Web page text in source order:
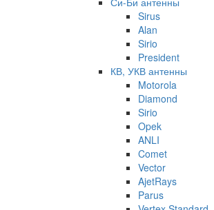
Sirus
Alan
Sirio
President
КВ, УКВ антенны
Motorola
Diamond
Sirio
Opek
ANLI
Comet
Vector
AjetRays
Parus